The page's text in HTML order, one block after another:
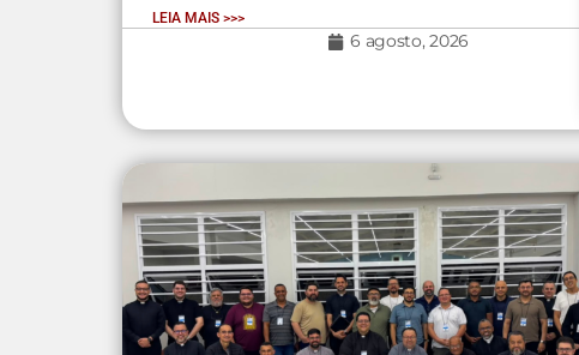
LEIA MAIS >>>
6 agosto, 2026